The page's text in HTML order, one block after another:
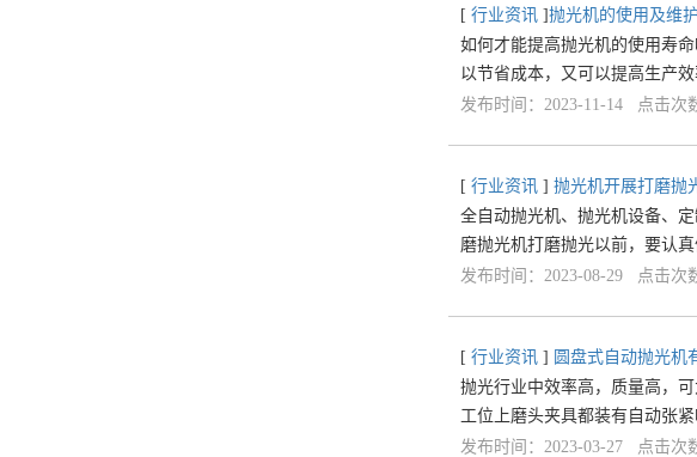
[ 行业资讯 ]​抛光机的使用及维护
如何才能提高抛光机的使用寿
以节省成本，又可以提高生产
发布时间：2023-11-14 点击次
[ 行业资讯 ] 抛光机开展打磨抛
全自动抛光机、抛光机设备、
磨抛光机打磨抛光以前，要认
发布时间：2023-08-29 点击次
[ 行业资讯 ] 圆盘式自动抛光机
抛光行业中效率高，质量高，
工位上磨头夹具都装有自动张
发布时间：2023-03-27 点击次